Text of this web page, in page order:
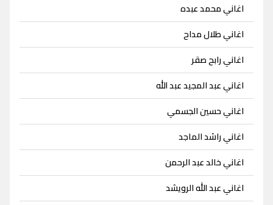
اغاني محمد عبده
اغاني طلال مداح
اغاني رابح صقر
اغاني عبد المجيد عبد الله
اغاني حسين الجسمي
اغاني راشد الماجد
اغاني خالد عبد الرحمن
اغاني عبد الله الرويشد